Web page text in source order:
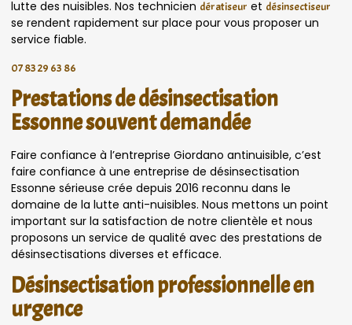
lutte des nuisibles. Nos technicien dératiseur et désinsectiseur
se rendent rapidement sur place pour vous proposer un
service fiable.
07 83 29 63 86
Prestations de désinsectisation
Essonne souvent demandée
Faire confiance à l’entreprise Giordano antinuisible, c’est
faire confiance à une entreprise de désinsectisation
Essonne sérieuse crée depuis 2016 reconnu dans le
domaine de la lutte anti-nuisibles. Nous mettons un point
important sur la satisfaction de notre clientèle et nous
proposons un service de qualité avec des prestations de
désinsectisations diverses et efficace.
Désinsectisation professionnelle en
urgence